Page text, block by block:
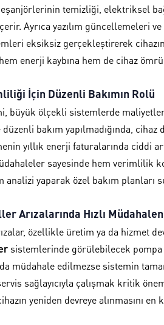
eşanjörlerinin temizliği, elektriksel
Ayrıca yazılım güncellemeleri
eksiksiz gerçekleştirerek
enerji kaybına hem de cihaz
İçin Düzenli Bakımın Rolü
büyük ölçekli sistemlerde
bakım yapılmadığında,
yıllık enerji faturalarında ciddi
sayesinde hem verimlilik
analizi yaparak özel bakım planları
Arızalarında Hızlı
özellikle üretim ya da hizmet
sistemlerinde görülebilecek pompa
müdahale edilmezse sistemin
sağlayıcıyla çalışmak kritik
yeniden devreye alınmasını en